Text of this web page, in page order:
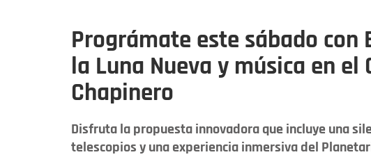
Prográmate este sábado
la Luna Nueva y música en el
Chapinero
Disfruta la propuesta innovadora que incluye una
telescopios y una experiencia inmersiva del